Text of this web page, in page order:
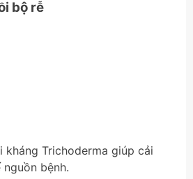
bộ rễ
kháng Trichoderma giúp cải
bệnh.